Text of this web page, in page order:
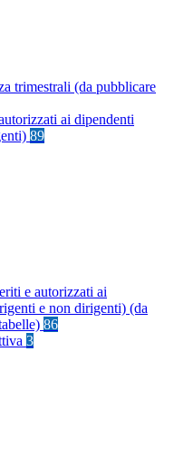
trimestrali (da pubblicare
ai dipendenti
89
e autorizzati ai
e non dirigenti) (da
86
3